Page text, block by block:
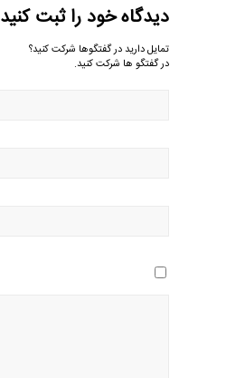
دیدگاه خود را ثبت کنید
تمایل دارید در گفتگوها شرکت کنید؟
در گفتگو ها شرکت کنید.